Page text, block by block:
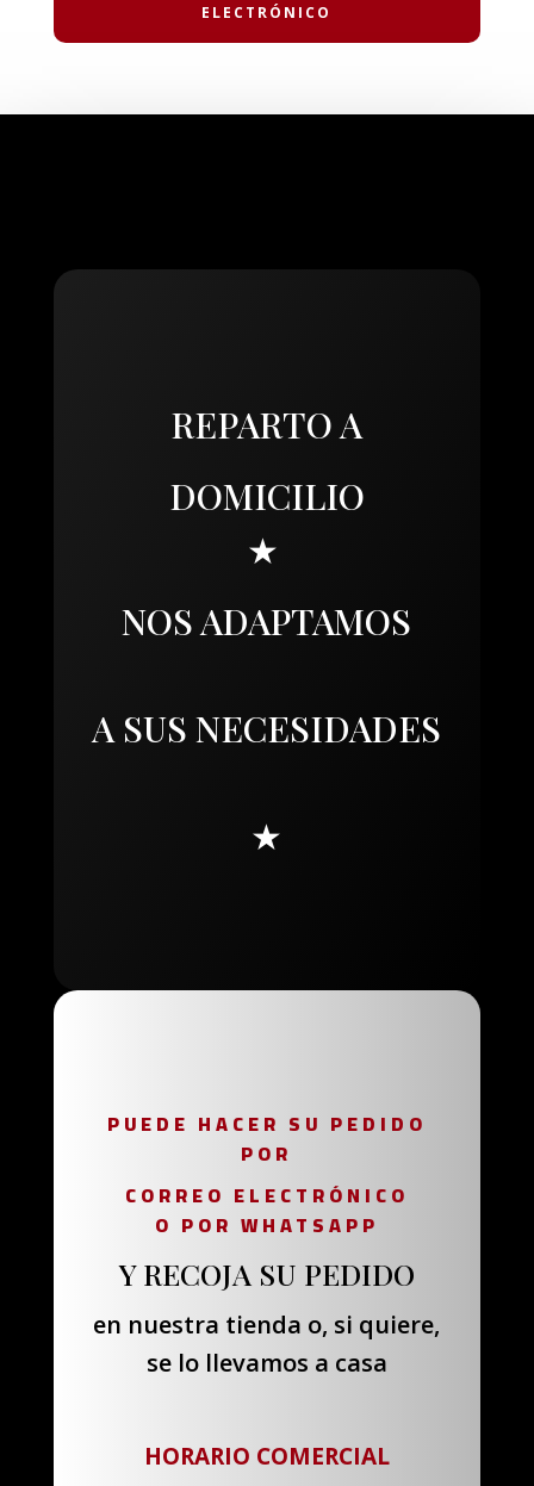
ELECTRÓNICO
REPARTO A
DOMICILIO
★
NOS ADAPTAMOS
A SUS NECESIDADES
★
PUEDE HACER SU PEDIDO
POR
CORREO ELECTRÓNICO
O POR WHATSAPP
Y RECOJA SU PEDIDO
en nuestra tienda o, si quiere,
se lo llevamos a casa
HORARIO COMERCIAL